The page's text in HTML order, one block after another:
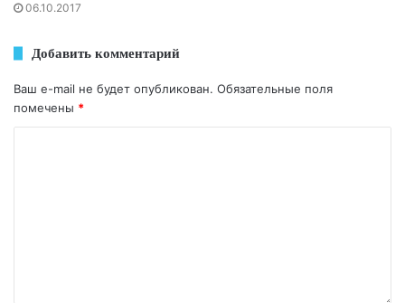
06.10.2017
Добавить комментарий
Ваш e-mail не будет опубликован. Обязательные поля
помечены *